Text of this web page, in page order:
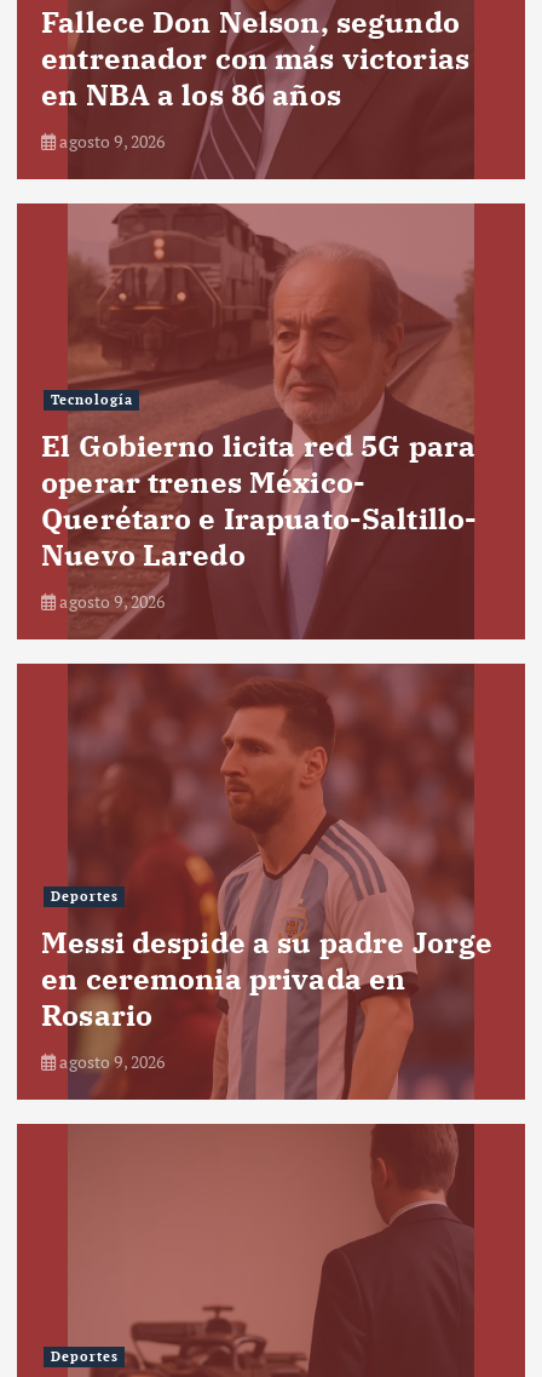
Fallece Don Nelson, segundo
entrenador con más victorias
en NBA a los 86 años
agosto 9, 2026
Tecnología
El Gobierno licita red 5G para
operar trenes México-
Querétaro e Irapuato-Saltillo-
Nuevo Laredo
agosto 9, 2026
Deportes
Messi despide a su padre Jorge
en ceremonia privada en
Rosario
agosto 9, 2026
Deportes